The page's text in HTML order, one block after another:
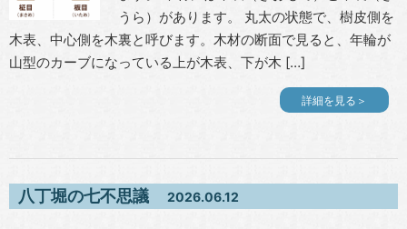
うら）があります。 丸太の状態で、樹皮側を
木表、中心側を木裏と呼びます。木材の断面で見ると、年輪が
山型のカーブになっている上が木表、下が木 […]
詳細を見る＞
八丁堀の七不思議 2026.06.12